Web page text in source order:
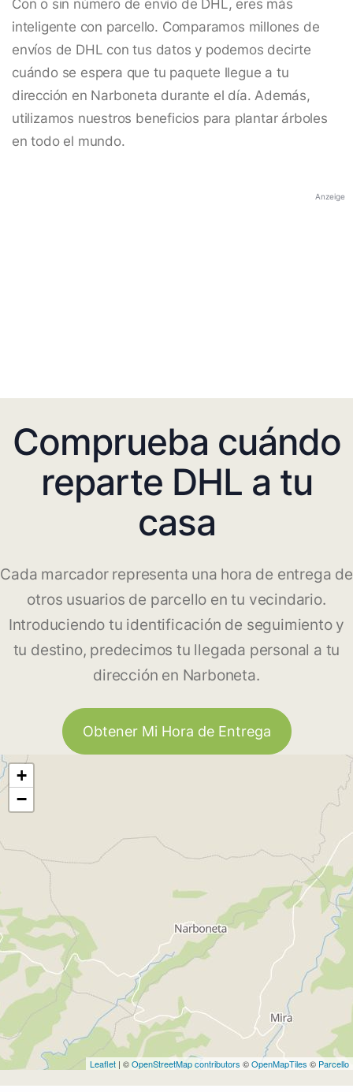
Con o sin número de envío de DHL, eres más
inteligente con parcello. Comparamos millones de
envíos de DHL con tus datos y podemos decirte
cuándo se espera que tu paquete llegue a tu
dirección en Narboneta durante el día. Además,
utilizamos nuestros beneficios para plantar árboles
en todo el mundo.
Anzeige
Comprueba cuándo
reparte DHL a tu
casa
Cada marcador representa una hora de entrega de
otros usuarios de parcello en tu vecindario.
Introduciendo tu identificación de seguimiento y
tu destino, predecimos tu llegada personal a tu
dirección en Narboneta.
Obtener Mi Hora de Entrega
+
−
Leaflet | ©OpenStreetMap contributors ©OpenMapTiles © Parcello